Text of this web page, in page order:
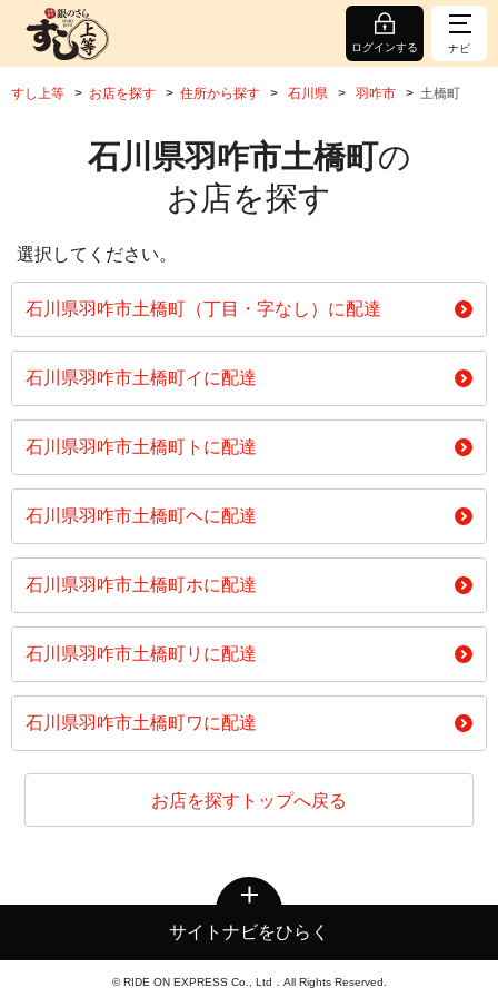
ログインする ナビ
すし上等 お店を探す 住所から探す 石川県 羽咋市 土橋町
石川県羽咋市土橋町の
お店を探す
選択してください。
石川県羽咋市土橋町（丁目・字なし）に配達
石川県羽咋市土橋町イに配達
石川県羽咋市土橋町トに配達
石川県羽咋市土橋町ヘに配達
石川県羽咋市土橋町ホに配達
石川県羽咋市土橋町リに配達
石川県羽咋市土橋町ワに配達
お店を探すトップへ戻る
サイトナビをひらく
© RIDE ON EXPRESS Co., Ltd．All Rights Reserved.